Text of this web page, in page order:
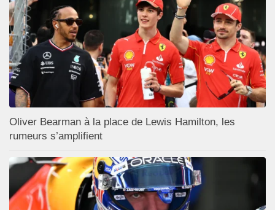
Oliver Bearman à la place de Lewis Hamilton, les
rumeurs s’amplifient